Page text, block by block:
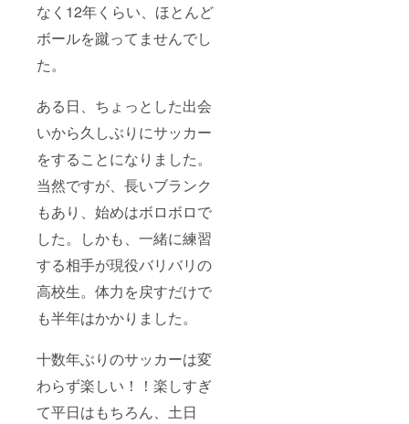
なく12年くらい、ほとんど
ボールを蹴ってませんでし
た。
ある日、ちょっとした出会
いから久しぶりにサッカー
をすることになりました。
当然ですが、長いブランク
もあり、始めはボロボロで
した。しかも、一緒に練習
する相手が現役バリバリの
高校生。体力を戻すだけで
も半年はかかりました。
十数年ぶりのサッカーは変
わらず楽しい！！楽しすぎ
て平日はもちろん、土日